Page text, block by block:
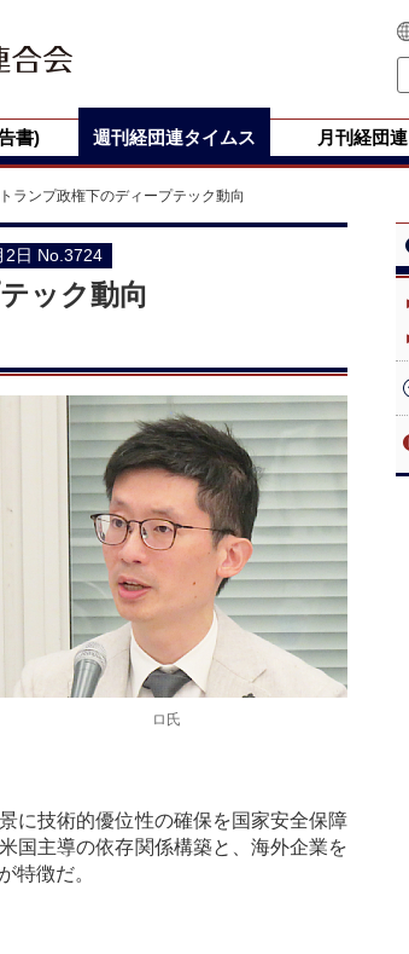
書) 週刊経団連タイムス 月刊経団連
トランプ政権下のディープテック動向
日 No.3724
ック動向
ロ氏
に技術的優位性の確保を国家安全保障
国主導の依存関係構築と、海外企業を
特徴だ。